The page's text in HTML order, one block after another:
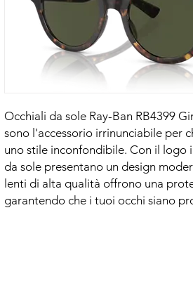
Occhiali da sole Ray-Ban RB4399
sono l'accessorio irrinunciabile per
uno stile inconfondibile. Con il logo
da sole presentano un design
lenti di alta qualità offrono una
garantendo che i tuoi occhi siano